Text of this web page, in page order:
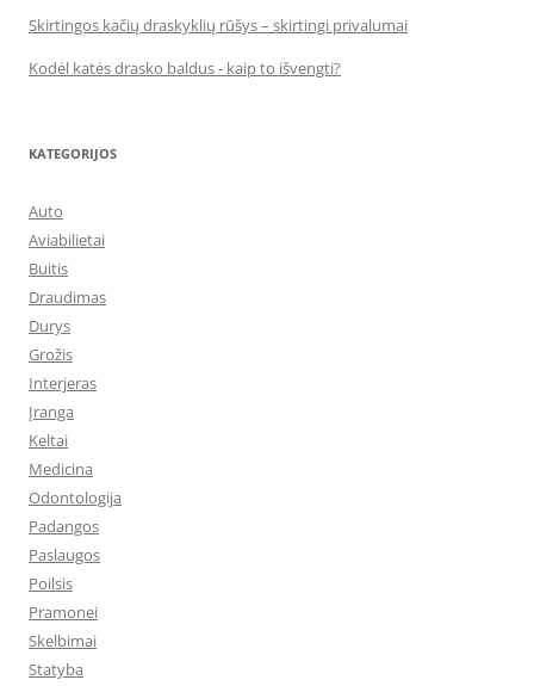
Skirtingos kačių draskyklių rūšys – skirtingi privalumai
Kodėl katės drasko baldus - kaip to išvengti?
KATEGORIJOS
Auto
Aviabilietai
Buitis
Draudimas
Durys
Grožis
Interjeras
Įranga
Keltai
Medicina
Odontologija
Padangos
Paslaugos
Poilsis
Pramonei
Skelbimai
Statyba